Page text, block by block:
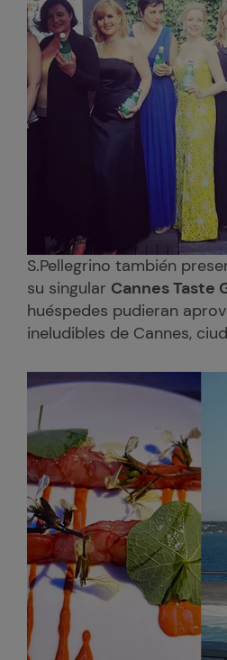
S.Pellegrino también
su singular Cannes Taste
huéspedes pudieran
ineludibles de Cannes,